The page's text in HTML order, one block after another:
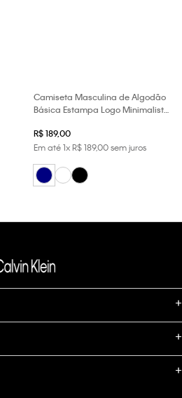
Camiseta Masculina de Algodão
Básica Estampa Logo Minimalista
Marinho
R$189,00
Em até1xR$189,00sem juros
+
+
+